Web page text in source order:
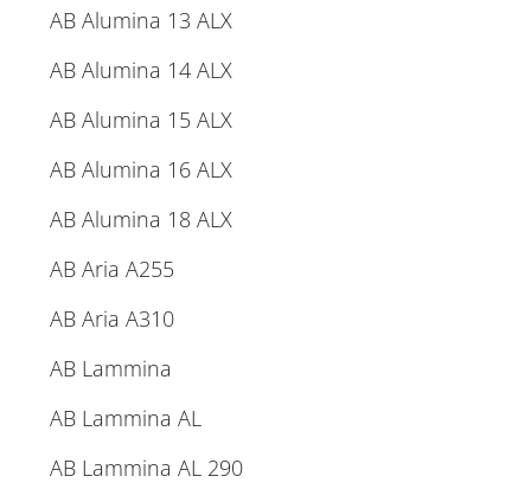
AB Alumina 13 ALX
AB Alumina 14 ALX
AB Alumina 15 ALX
AB Alumina 16 ALX
AB Alumina 18 ALX
AB Aria A255
AB Aria A310
AB Lammina
AB Lammina AL
AB Lammina AL 290